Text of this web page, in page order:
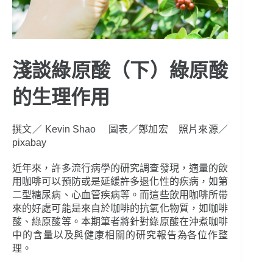
淺談綠原酸（下）綠原酸
的生理作用
撰文／ Kevin Shao 圖表／鄭加宏 照片來源／
pixabay
近年來，許多流行病學的研究調查發現，適量的飲
用咖啡可以預防或是延緩許多退化性的疾病，如第
二型糖尿病、心血管疾病等。而這些飲用咖啡所帶
來的好處可能是來自於咖啡的抗氧化物質，如咖啡
酸、綠原酸等。本期筆者將針對綠原酸在沖煮咖啡
中的含量以及與健康相關的研究報告為各位作整
理。